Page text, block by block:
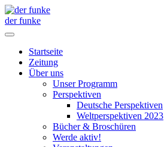
der funke
Startseite
Zeitung
Über uns
Unser Programm
Perspektiven
Deutsche Perspektiven
Weltperspektiven 2023
Bücher & Broschüren
Werde aktiv!